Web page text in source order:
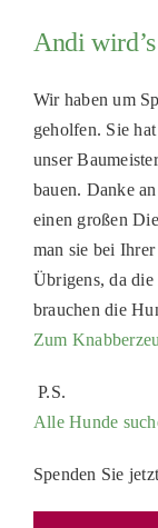
Andi
Wir haben um
geholfen. Sie
unser
bauen. Danke
einen großen
man sie bei
Übrigens, da
brauchen die
Zum
P.S.
Alle Hunde
Spenden Sie